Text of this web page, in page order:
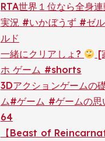
RTA世界１位なら全身
実況 #いかぼうず #ゼ
ルド
一緒にクリアしょ?
[
ホ ゲーム #shorts
3Dアクションゲームの
ム#ゲーム #ゲームの
64
【Beast of